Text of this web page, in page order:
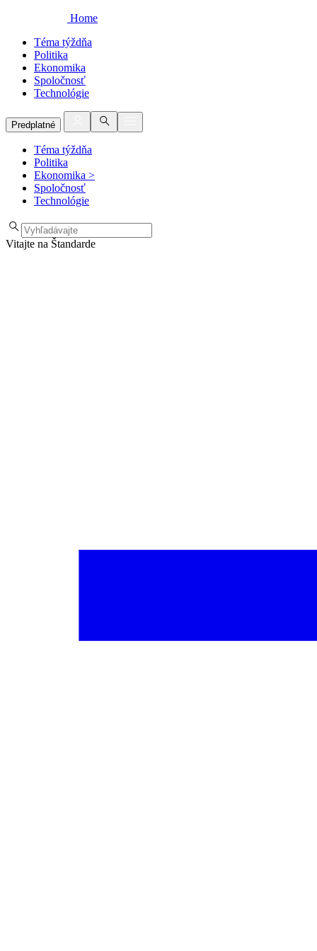
Home
Téma týždňa
Politika
Ekonomika
Spoločnosť
Technológie
Predplatné
Téma týždňa
Politika
Ekonomika >
Spoločnosť
Technológie
Vitajte na Štandarde